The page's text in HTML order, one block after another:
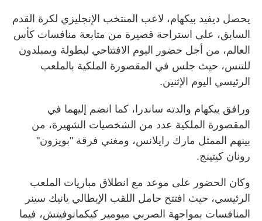
يحصل ديفيد بيكهام، لاعب المنتخب الإنجليزي لكرة القدم
السابق، على استراحة قصيرة من متابعة منافسات كأس
العالم، من أجل حضور اليوم الافتتاحي لبطولة ويمبلدون
للتنس، حيث جلس في المقصورة الملكية بالملعب
الرئيسي اليوم الإثنين.
ورافق بيكهام والدته ساندرا، كما انضم إليهما في
المقصورة الملكية عدد من الشخصيات الشهيرة، من
بينهم الممثل مارك رايلانس، ومغني فرقة "بويزون"
رونان كيتينج.
وكان الحضور على موعد مع انطلاق مباريات الملعب
الرئيسي، حيث افتتح حامل اللقب الإيطالي يانيك سينر
المنافسات بمواجهة الصربي ميومير كيكمانوفيتش، فيما